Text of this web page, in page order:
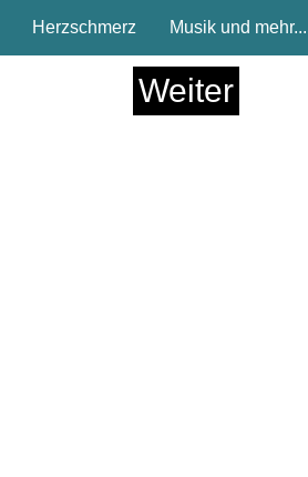
Herzschmerz Musik und mehr...
Weiter